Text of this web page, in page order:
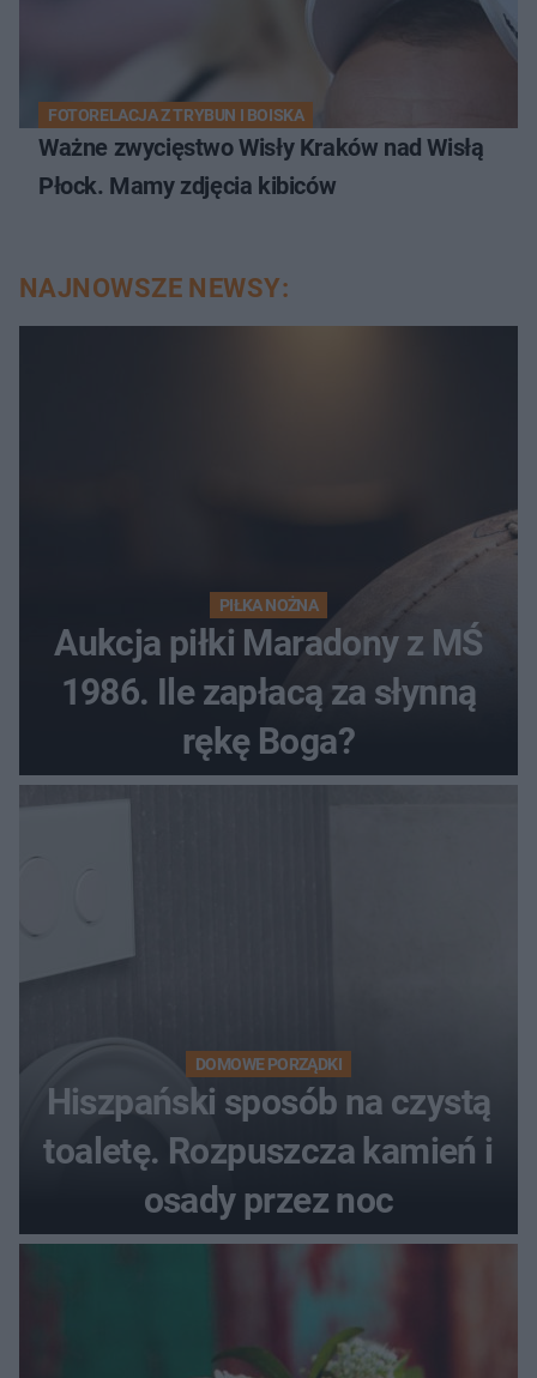
FOTORELACJA Z TRYBUN I BOISKA
Ważne zwycięstwo Wisły Kraków nad Wisłą
Płock. Mamy zdjęcia kibiców
NAJNOWSZE NEWSY:
PIŁKA NOŻNA
Aukcja piłki Maradony z MŚ
1986. Ile zapłacą za słynną
rękę Boga?
DOMOWE PORZĄDKI
Hiszpański sposób na czystą
toaletę. Rozpuszcza kamień i
osady przez noc